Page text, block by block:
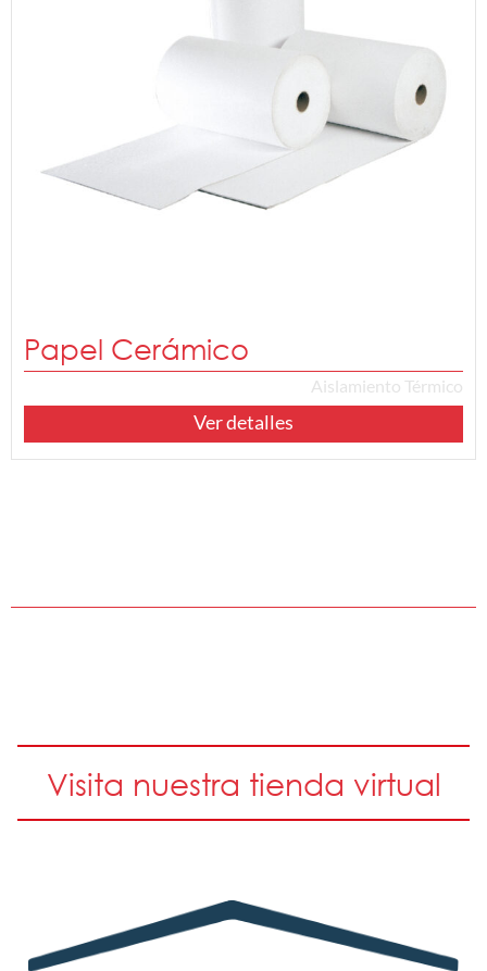
Papel Cerámico
Aislamiento Térmico
Ver detalles
Visita nuestra tienda virtual